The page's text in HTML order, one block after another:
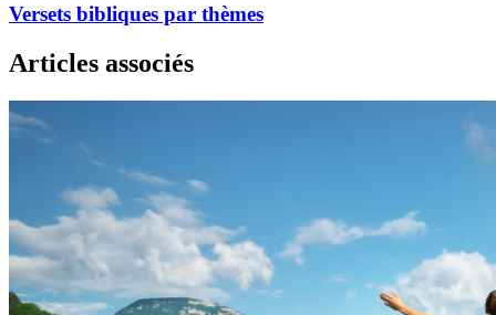
Versets bibliques par thèmes
Articles associés